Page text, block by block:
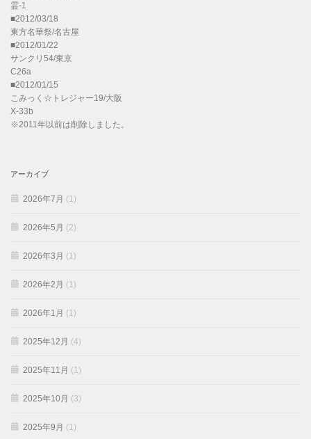
霊-1
■2012/03/18
東方名華祭/名古屋
■2012/01/22
サンクリ54/東京
C26a
■2012/01/15
こみっく☆トレジャー19/大阪
X-33b
※2011年以前は削除しました。
アーカイブ
2026年7月 (1)
2026年5月 (2)
2026年3月 (1)
2026年2月 (1)
2026年1月 (1)
2025年12月 (4)
2025年11月 (1)
2025年10月 (3)
2025年9月 (1)